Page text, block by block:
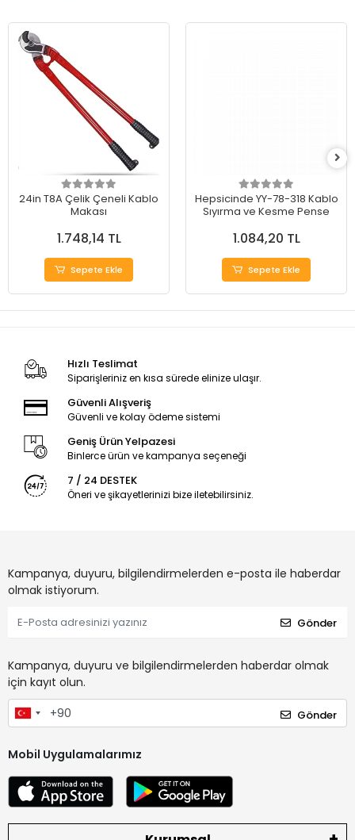
24in T8A Çelik Çeneli Kablo
Makası
1.748,14 TL
Sepete Ekle
Hepsicinde YY-78-318 Kablo
Sıyırma ve Kesme Pense
1.084,20 TL
Sepete Ekle
Hızlı Teslimat
Siparişleriniz en kısa sürede elinize ulaşır.
Güvenli Alışveriş
Güvenli ve kolay ödeme sistemi
Geniş Ürün Yelpazesi
Binlerce ürün ve kampanya seçeneği
7 / 24 DESTEK
Öneri ve şikayetlerinizi bize iletebilirsiniz.
Kampanya, duyuru, bilgilendirmelerden e-posta ile haberdar
olmak istiyorum.
Gönder
Kampanya, duyuru ve bilgilendirmelerden haberdar olmak
için kayıt olun.
Gönder
Mobil Uygulamalarımız